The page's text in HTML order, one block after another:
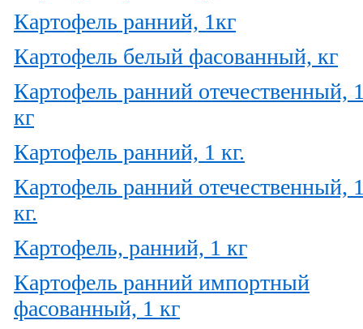
Картофель ранний, 1кг
Картофель белый фасованный, кг
Картофель ранний отечественный,
кг
Картофель ранний, 1 кг.
Картофель ранний отечественный,
кг.
Картофель, ранний, 1 кг
Картофель ранний импортный
фасованный, 1 кг